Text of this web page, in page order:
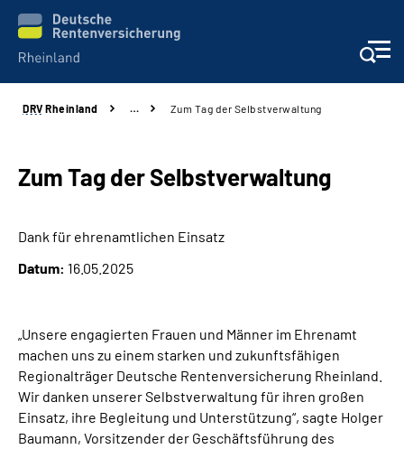
Aktuelles
Beratung und Kontakt
Klinikverbund
Über uns
Presse
DRV Rheinland … Zum Tag der Selbstverwaltung
Zum Tag der Selbstverwaltung
Dank für ehrenamtlichen Einsatz
Datum: 16.05.2025
„Unsere engagierten Frauen und Männer im Ehrenamt
machen uns zu einem starken und zukunftsfähigen
Regionalträger Deutsche Rentenversicherung Rheinland.
Wir danken unserer Selbstverwaltung für ihren großen
Einsatz, ihre Begleitung und Unterstützung“, sagte Holger
Baumann, Vorsitzender der Geschäftsführung des